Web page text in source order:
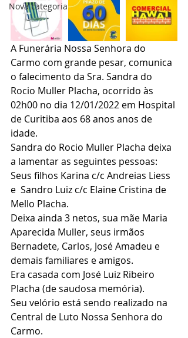
Nova categoria
A Funerária Nossa Senhora do
Carmo com grande pesar, comunica
o falecimento da Sra. Sandra do
Rocio Muller Placha, ocorrido às
02h00 no dia 12/01/2022 em Hospital
de Curitiba aos 68 anos anos de
idade.
Sandra do Rocio Muller Placha deixa
a lamentar as seguintes pessoas:
Seus filhos Karina c/c Andreias Liess
e  Sandro Luiz c/c Elaine Cristina de
Mello Placha.
Deixa ainda 3 netos, sua mãe Maria
Aparecida Muller, seus irmãos
Bernadete, Carlos, José Amadeu e
demais familiares e amigos.
Era casada com José Luiz Ribeiro
Placha (de saudosa memória).
Seu velório está sendo realizado na
Central de Luto Nossa Senhora do
Carmo.